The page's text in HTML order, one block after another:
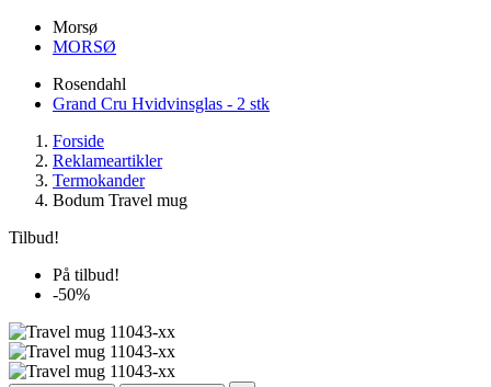
Morsø
MORSØ
Rosendahl
Grand Cru Hvidvinsglas - 2 stk
Forside
Reklameartikler
Termokander
Bodum Travel mug
Tilbud!
På tilbud!
-50%